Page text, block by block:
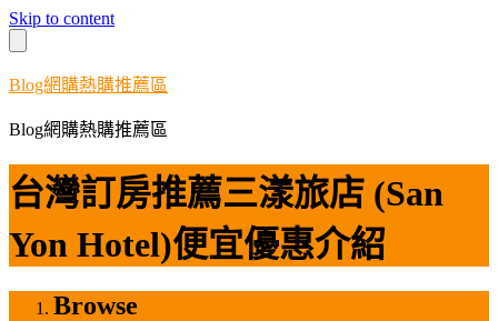
Skip to content
Blog網購熱購推薦區
Blog網購熱購推薦區
台灣訂房推薦三漾旅店 (San
Yon Hotel)便宜優惠介紹
Browse